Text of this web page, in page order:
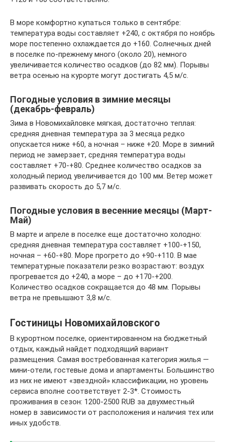
В море комфортно купаться только в сентябре:
температура воды составляет +240, с октября по ноябрь
море постепенно охлаждается до +160. Солнечных дней
в поселке по-прежнему много (около 20), немного
увеличивается количество осадков (до 82 мм). Порывы
ветра осенью на курорте могут достигать 4,5 м/с.
Погодные условия в зимние месяцы
(декабрь-февраль)
Зима в Новомихайловке мягкая, достаточно теплая:
средняя дневная температура за 3 месяца редко
опускается ниже +60, а ночная – ниже +20. Море в зимний
период не замерзает, средняя температура воды
составляет +70-+80. Среднее количество осадков за
холодный период увеличивается до 100 мм. Ветер может
развивать скорость до 5,7 м/с.
Погодные условия в весенние месяцы (Март-
Май)
В марте и апреле в поселке еще достаточно холодно:
средняя дневная температура составляет +100-+150,
ночная – +60-+80. Море прогрето до +90-+110. В мае
температурные показатели резко возрастают: воздух
прогревается до +240, а море – до +170-+200.
Количество осадков сокращается до 48 мм. Порывы
ветра не превышают 3,8 м/с.
Гостиницы Новомихайловского
В курортном поселке, ориентированном на бюджетный
отдых, каждый найдет подходящий вариант
размещения. Самая востребованная категория жилья —
мини-отели, гостевые дома и апартаменты. Большинство
из них не имеют «звездной» классификации, но уровень
сервиса вполне соответствует 2-3*. Стоимость
проживания в сезон: 1200-2500 RUB за двухместный
номер в зависимости от расположения и наличия тех или
иных удобств.